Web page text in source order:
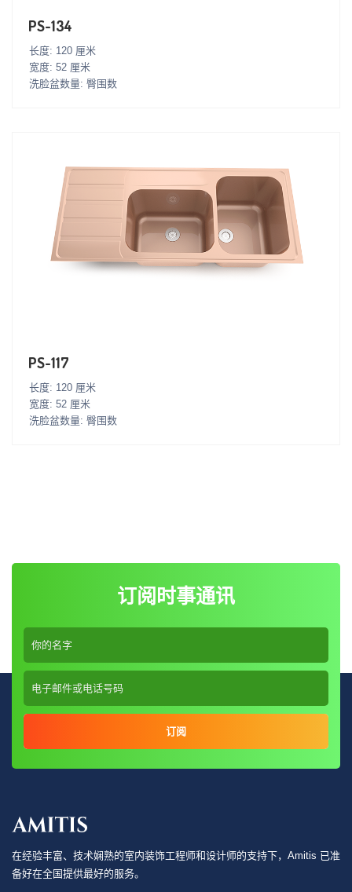
PS-134
长度: 120 厘米
宽度: 52 厘米
洗脸盆数量: 臀围数
PS-117
长度: 120 厘米
宽度: 52 厘米
洗脸盆数量: 臀围数
订阅时事通讯
订阅
在经验丰富、技术娴熟的室内装饰工程师和设计师的支持下，Amitis 已准
备好在全国提供最好的服务。